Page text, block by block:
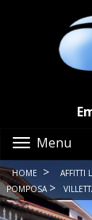
Menu
HOME > AFFITTI
POMPOSA >